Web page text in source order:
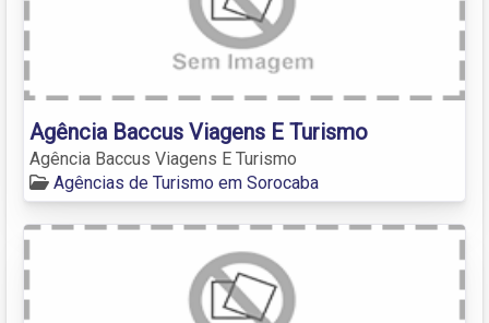
Agência Baccus Viagens E Turismo
Agência Baccus Viagens E Turismo
Agências de Turismo em Sorocaba